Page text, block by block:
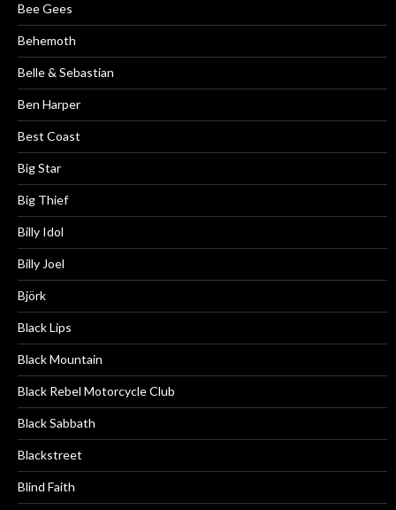
Bee Gees
Behemoth
Belle & Sebastian
Ben Harper
Best Coast
Big Star
Big Thief
Billy Idol
Billy Joel
Björk
Black Lips
Black Mountain
Black Rebel Motorcycle Club
Black Sabbath
Blackstreet
Blind Faith